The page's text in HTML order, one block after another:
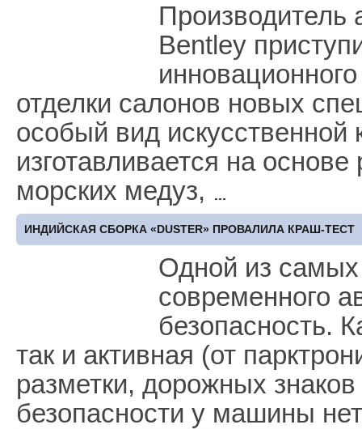
Производитель
Bentley
отделки салонов новых
особый вид искусственной
изготавливается на
морских медуз,
ИНДИЙСКАЯ СБОРКА «DUSTER» ПРОВАЛИЛА КРАШ-ТЕСТ
Одной из самых
современного
безопасность.
так и активная (от
разметки, дорожных
безопасности у машины